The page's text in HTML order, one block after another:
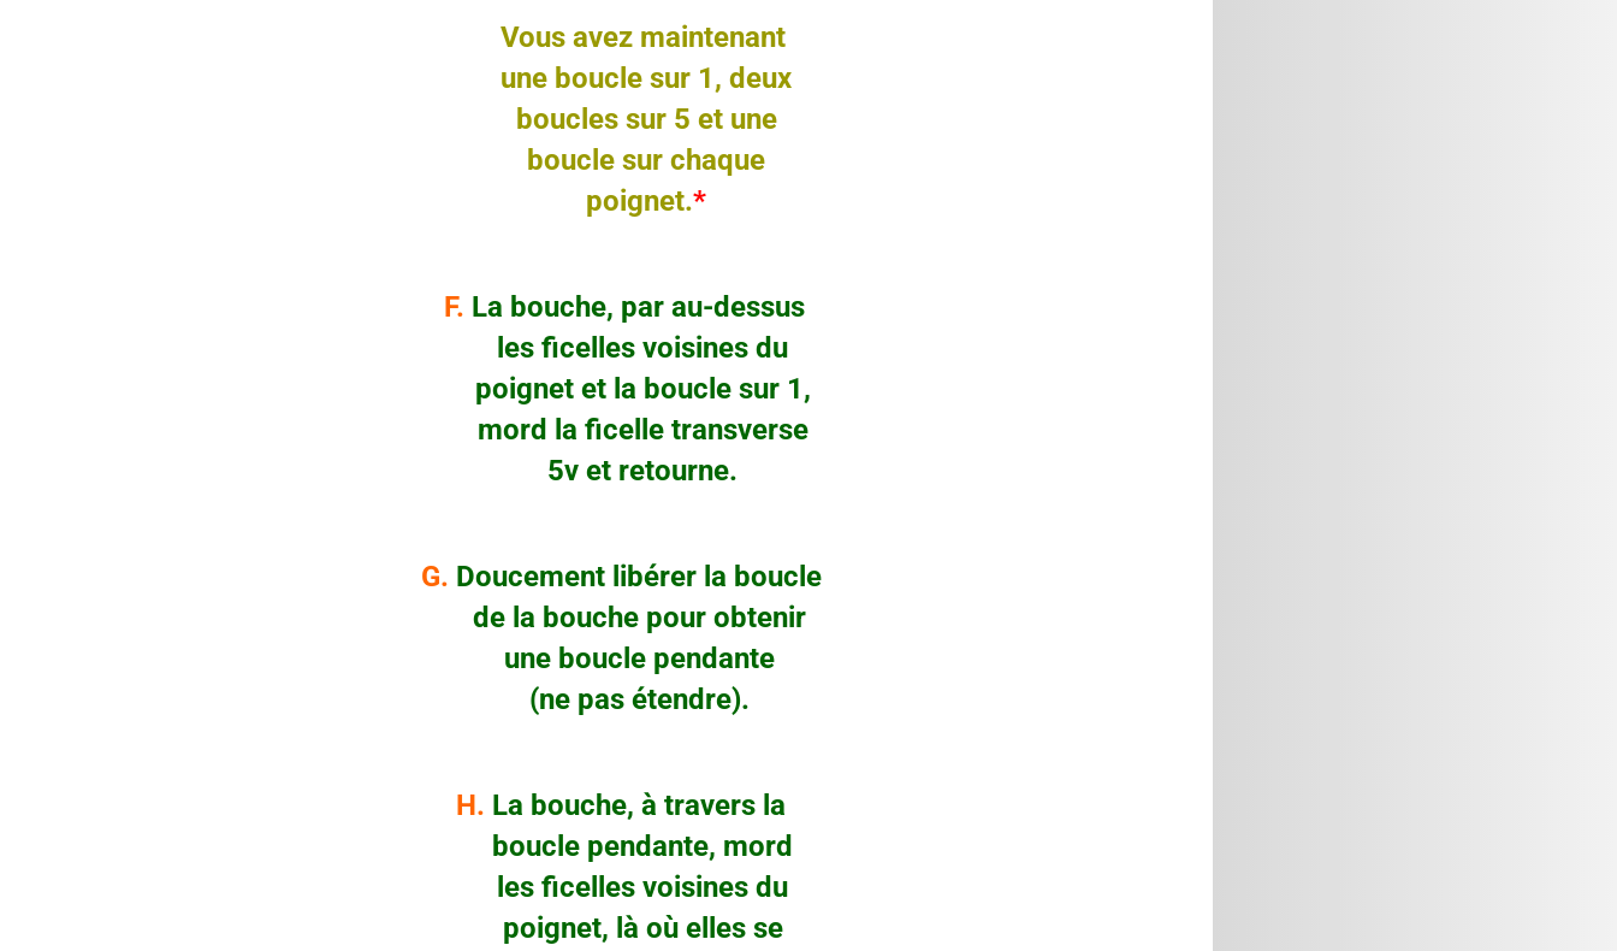
Vous avez maintenant
une boucle sur 1, deux
boucles sur 5 et une
boucle sur chaque
poignet.*
F. La bouche, par au-dessus
les ficelles voisines du
poignet et la boucle sur 1,
mord la ficelle transverse
5v et retourne.
G. Doucement libérer la boucle
de la bouche pour obtenir
une boucle pendante
(ne pas étendre).
H. La bouche, à travers la
boucle pendante, mord
les ficelles voisines du
poignet, là où elles se